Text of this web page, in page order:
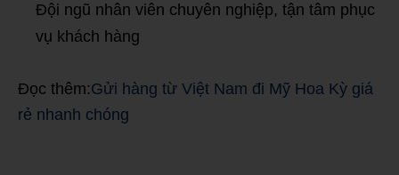
Đội ngũ nhân viên chuyên nghiệp, tận tâm phục
vụ khách hàng
Đọc thêm:Gửi hàng từ Việt Nam đi Mỹ Hoa Kỳ giá
rẻ nhanh chóng